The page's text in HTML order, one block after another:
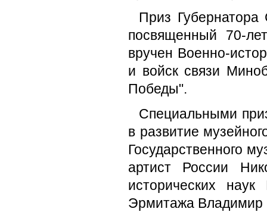
Приз Губернатора
посвященный 70-
вручен Военно-
и войск связи
Победы".
Специальными
в развитие
Государственного
артист России
исторических
Эрмитажа Владимир